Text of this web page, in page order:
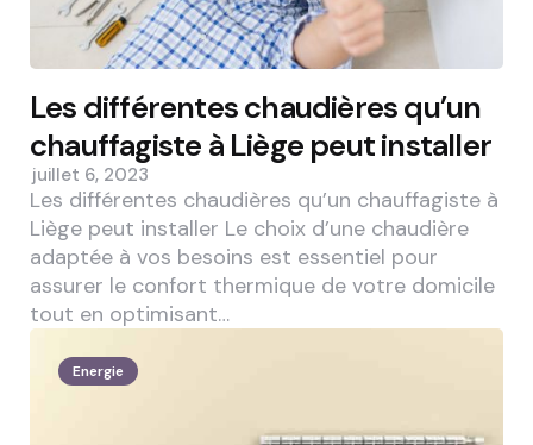
Les différentes chaudières qu’un
chauffagiste à Liège peut installer
juillet 6, 2023
Les différentes chaudières qu’un chauffagiste à
Liège peut installer Le choix d’une chaudière
adaptée à vos besoins est essentiel pour
assurer le confort thermique de votre domicile
tout en optimisant…
Energie